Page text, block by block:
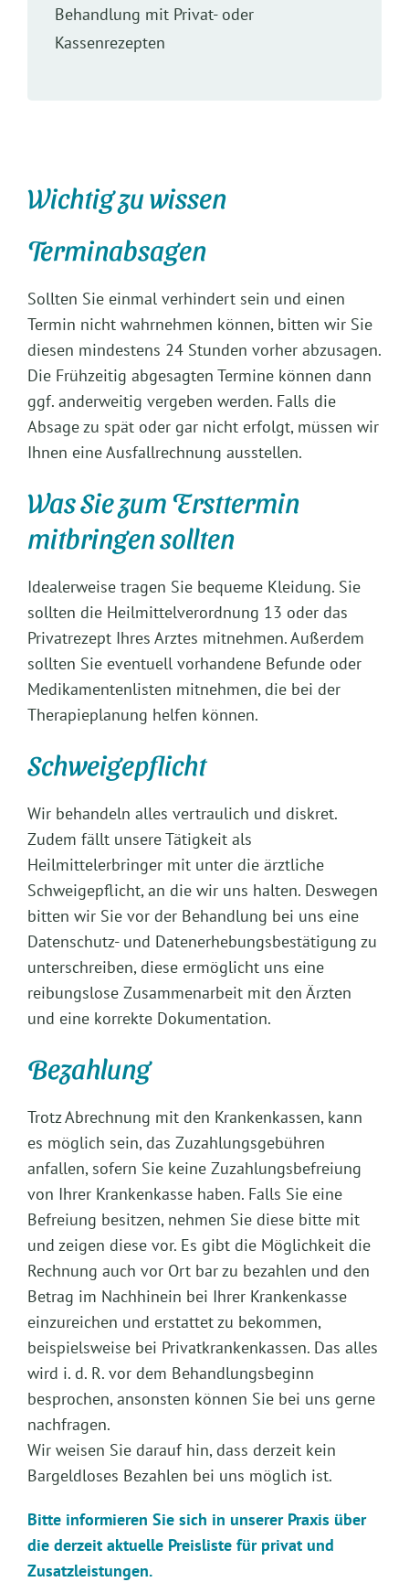
Behandlung mit Privat- oder
Kassenrezepten
Wichtig zu wissen
Terminabsagen
Sollten Sie einmal verhindert sein und einen
Termin nicht wahrnehmen können, bitten wir Sie
diesen mindestens 24 Stunden vorher abzusagen.
Die Frühzeitig abgesagten Termine können dann
ggf. anderweitig vergeben werden. Falls die
Absage zu spät oder gar nicht erfolgt, müssen wir
Ihnen eine Ausfallrechnung ausstellen.
Was Sie zum Ersttermin
mitbringen sollten
Idealerweise tragen Sie bequeme Kleidung. Sie
sollten die Heilmittelverordnung 13 oder das
Privatrezept Ihres Arztes mitnehmen. Außerdem
sollten Sie eventuell vorhandene Befunde oder
Medikamentenlisten mitnehmen, die bei der
Therapieplanung helfen können.
Schweigepflicht
Wir behandeln alles vertraulich und diskret.
Zudem fällt unsere Tätigkeit als
Heilmittelerbringer mit unter die ärztliche
Schweigepflicht, an die wir uns halten. Deswegen
bitten wir Sie vor der Behandlung bei uns eine
Datenschutz- und Datenerhebungsbestätigung zu
unterschreiben, diese ermöglicht uns eine
reibungslose Zusammenarbeit mit den Ärzten
und eine korrekte Dokumentation.
Bezahlung
Trotz Abrechnung mit den Krankenkassen, kann
es möglich sein, das Zuzahlungsgebühren
anfallen, sofern Sie keine Zuzahlungsbefreiung
von Ihrer Krankenkasse haben. Falls Sie eine
Befreiung besitzen, nehmen Sie diese bitte mit
und zeigen diese vor. Es gibt die Möglichkeit die
Rechnung auch vor Ort bar zu bezahlen und den
Betrag im Nachhinein bei Ihrer Krankenkasse
einzureichen und erstattet zu bekommen,
beispielsweise bei Privatkrankenkassen. Das alles
wird i. d. R. vor dem Behandlungsbeginn
besprochen, ansonsten können Sie bei uns gerne
nachfragen.
Wir weisen Sie darauf hin, dass derzeit kein
Bargeldloses Bezahlen bei uns möglich ist.
Bitte informieren Sie sich in unserer Praxis über
die derzeit aktuelle Preisliste für privat und
Zusatzleistungen.